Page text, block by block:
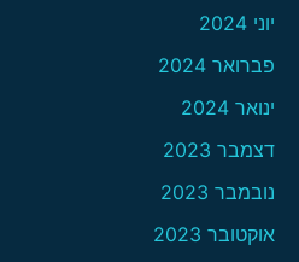
יוני 2024
פברואר 2024
ינואר 2024
דצמבר 2023
נובמבר 2023
אוקטובר 2023